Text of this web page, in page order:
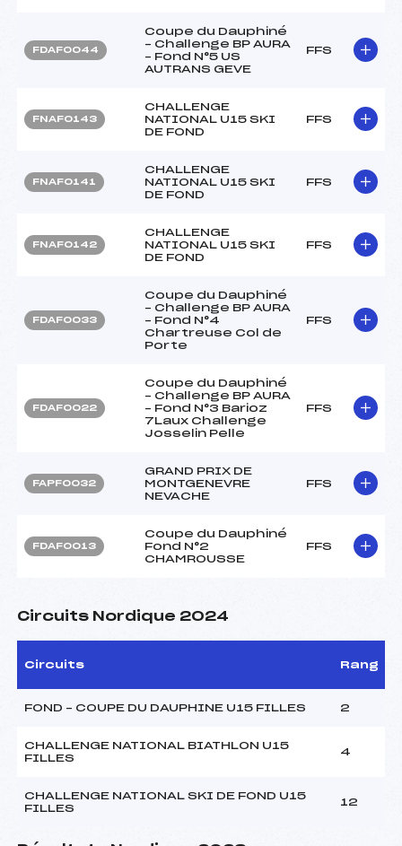
FDAF0044
Coupe du Dauphiné
– Challenge BP AURA
– Fond N°5 US
AUTRANS GEVE
FFS
FNAF0143
CHALLENGE
NATIONAL U15 SKI
DE FOND
FFS
FNAF0141
CHALLENGE
NATIONAL U15 SKI
DE FOND
FFS
FNAF0142
CHALLENGE
NATIONAL U15 SKI
DE FOND
FFS
FDAF0033
Coupe du Dauphiné
– Challenge BP AURA
– Fond N°4
Chartreuse Col de
Porte
FFS
FDAF0022
Coupe du Dauphiné
– Challenge BP AURA
– Fond N°3 Barioz
7Laux Challenge
Josselin Pelle
FFS
FAPF0032
GRAND PRIX DE
MONTGENEVRE
NEVACHE
FFS
FDAF0013
Coupe du Dauphiné
Fond N°2
CHAMROUSSE
FFS
Circuits Nordique 2024
Circuits Rang
FOND – COUPE DU DAUPHINE U15 FILLES 2
CHALLENGE NATIONAL BIATHLON U15
FILLES
4
CHALLENGE NATIONAL SKI DE FOND U15
FILLES
12